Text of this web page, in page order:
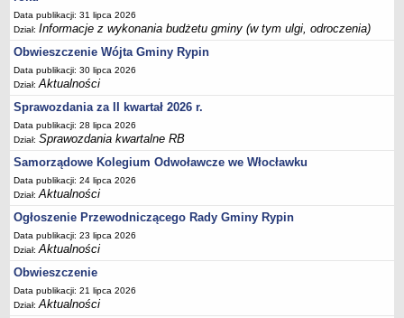
Majątek gminy
Majątek jednostek organizacyjnych
Dług publiczny
Realizacja inwestycji
Sprawozdania z wykonania budżetu
Sprawozdania kwartalne RB
Sprawozdania finansowe
Informacje z wykonania budżetu gminy (w tym ulgi, odroczenia)
Interpretacje indywidualne
SPRAWY DO ZAŁATWIENIA
BUDOWA PRZYDOMOWYCH OCZYSZCZALNI ŚCIEKÓW -
DOFINANSOWANIE
Preferencyjny zakup węgla
Wykaz spraw
Data publikacji: 31 lipca 2026
Dział:Informacje z wykonania budżetu gminy (w tym ulgi, odroczenia)
Obwieszczenie Wójta Gminy Rypin
Data publikacji: 30 lipca 2026
Dział:Aktualności
Sprawozdania za II kwartał 2026 r.
Data publikacji: 28 lipca 2026
Dział:Sprawozdania kwartalne RB
Samorządowe Kolegium Odwoławcze we Włocławku
Data publikacji: 24 lipca 2026
Dział:Aktualności
Ogłoszenie Przewodniczącego Rady Gminy Rypin
Data publikacji: 23 lipca 2026
Dział:Aktualności
Obwieszczenie
Data publikacji: 21 lipca 2026
Dział:Aktualności